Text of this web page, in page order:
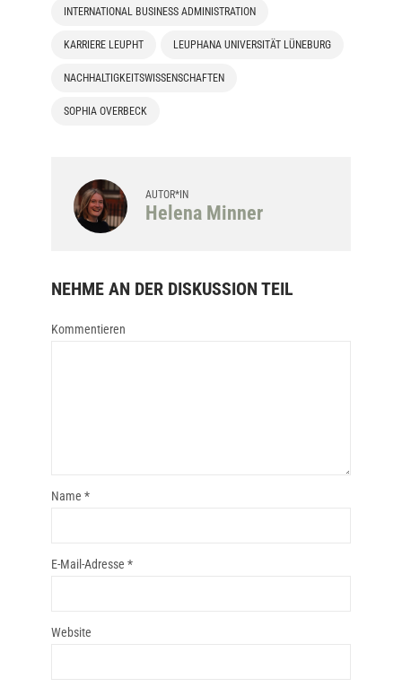
INTERNATIONAL BUSINESS ADMINISTRATION
KARRIERE LEUPHT LEUPHANA UNIVERSITÄT LÜNEBURG
NACHHALTIGKEITSWISSENSCHAFTEN
SOPHIA OVERBECK
AUTOR*IN
Helena Minner
NEHME AN DER DISKUSSION TEIL
Kommentieren
Name *
E-Mail-Adresse *
Website